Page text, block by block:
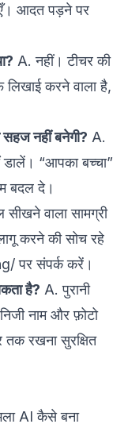
आदत पड़ने पर
A. नहीं। टीचर की
करने वाला है,
सहज नहीं बनेगी? A.
डालें। “आपका बच्चा”
बदल दे।
सीखने वाला सामग्री
करने की सोच रहे
पर संपर्क करें।
है? A. पुरानी
नाम और फ़ोटो
रखना सुरक्षित
AI कैसे बना